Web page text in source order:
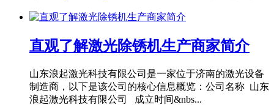
直观了解激光除锈机生产商家简介
山东浪起激光科技有限公司是一家位于济南的激光设备
制造商，以下是该公司的核心信息概览：公司名称 山东
浪起激光科技有限公司 成立时间&nbs...